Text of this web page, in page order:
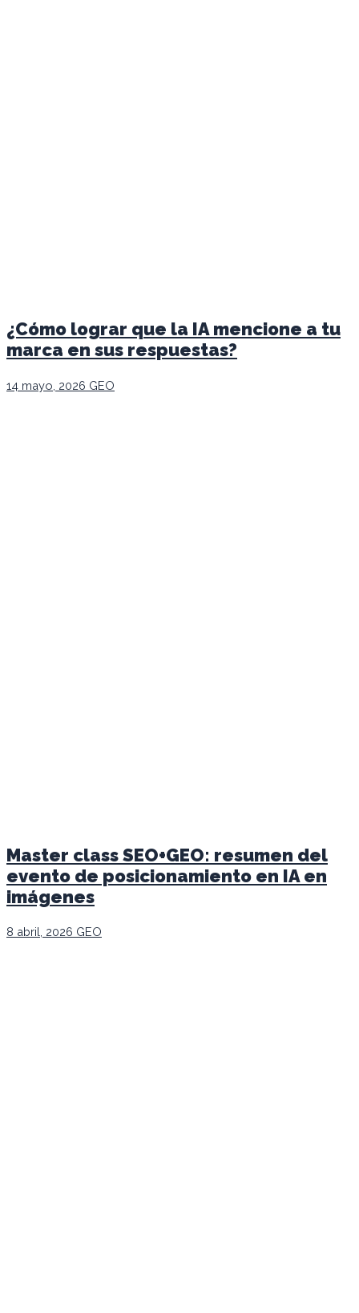
¿Cómo lograr que la IA mencione a tu
marca en sus respuestas?
14 mayo, 2026 GEO
Master class SEO+GEO: resumen del
evento de posicionamiento en IA en
imágenes
8 abril, 2026 GEO